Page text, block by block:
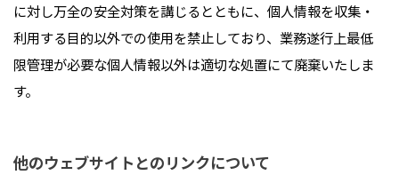
に対し万全の安全対策を講じるとともに、個人情報を収集・
利用する目的以外での使用を禁止しており、業務遂行上最低
限管理が必要な個人情報以外は適切な処置にて廃棄いたしま
す。
他のウェブサイトとのリンクについて